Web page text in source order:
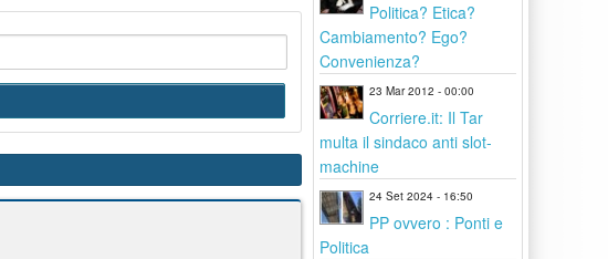
Politica? Etica?
Cambiamento? Ego?
Convenienza?
23 Mar 2012 - 00:00
Corriere.it: Il Tar
multa il sindaco anti slot-
machine
24 Set 2024 - 16:50
PP ovvero : Ponti e
Politica